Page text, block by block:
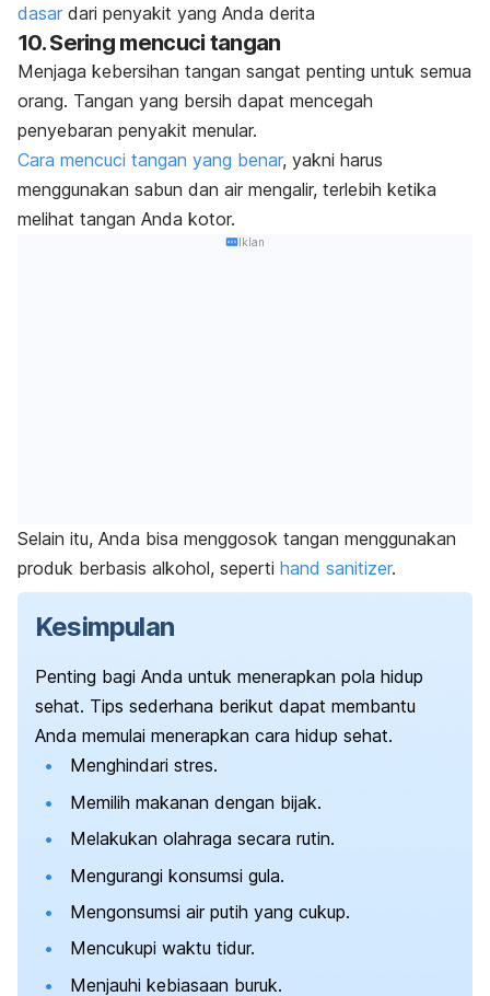
dasar dari penyakit yang Anda derita
10. Sering mencuci tangan
Menjaga kebersihan tangan sangat penting untuk semua
orang. Tangan yang bersih dapat mencegah
penyebaran penyakit menular.
Cara mencuci tangan yang benar, yakni harus
menggunakan sabun dan air mengalir, terlebih ketika
melihat tangan Anda kotor.
Iklan
Selain itu, Anda bisa menggosok tangan menggunakan
produk berbasis alkohol, seperti hand sanitizer.
Kesimpulan
Penting bagi Anda untuk menerapkan pola hidup
sehat. Tips sederhana berikut dapat membantu
Anda memulai menerapkan cara hidup sehat.
Menghindari stres.
Memilih makanan dengan bijak.
Melakukan olahraga secara rutin.
Mengurangi konsumsi gula.
Mengonsumsi air putih yang cukup.
Mencukupi waktu tidur.
Menjauhi kebiasaan buruk.